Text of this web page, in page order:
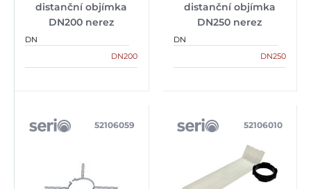
distanční objímka
DN200 nerez
DN
DN200
distanční objímka
DN250 nerez
DN
DN250
52106059 52106010